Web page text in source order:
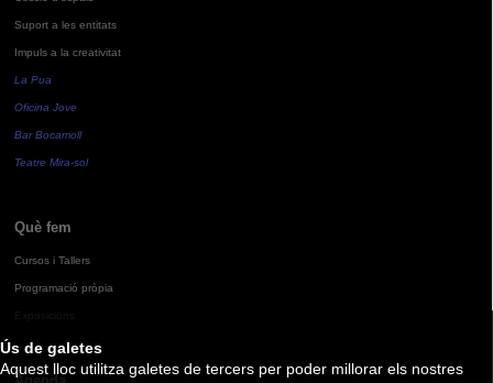
Ús de galetes
Aquest lloc utilitza galetes de tercers per poder millorar els nostres
Suport a les entitats
Impuls a la creativitat
La Pua
Oficina Jove
Bar Bocamoll
Teatre Mira-sol
Què fem
Cursos i Tallers
Programació pròpia